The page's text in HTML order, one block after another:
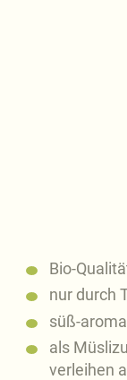
Bio-
nur durch
süß-
als
verleihen